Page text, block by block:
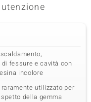
fessure e cavità con
incolore
utilizzato per
della gemma